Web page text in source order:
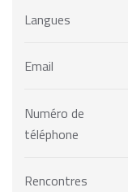
Langues
Email
Numéro de
téléphone
Rencontres